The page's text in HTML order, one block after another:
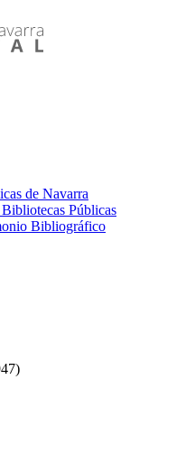
de Navarra
Públicas
Bibliográfico